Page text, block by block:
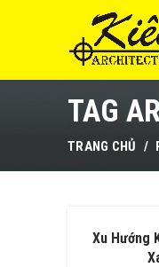
TAG
TRANG CHỦ
Xu Hướng